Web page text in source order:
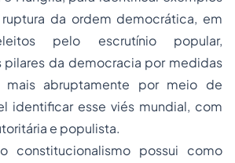
da ordem democrática, em
pelo escrutínio popular,
pilares da democracia por medidas
mais abruptamente por meio de
identificar esse viés mundial, com
e populista.
constitucionalismo possui como